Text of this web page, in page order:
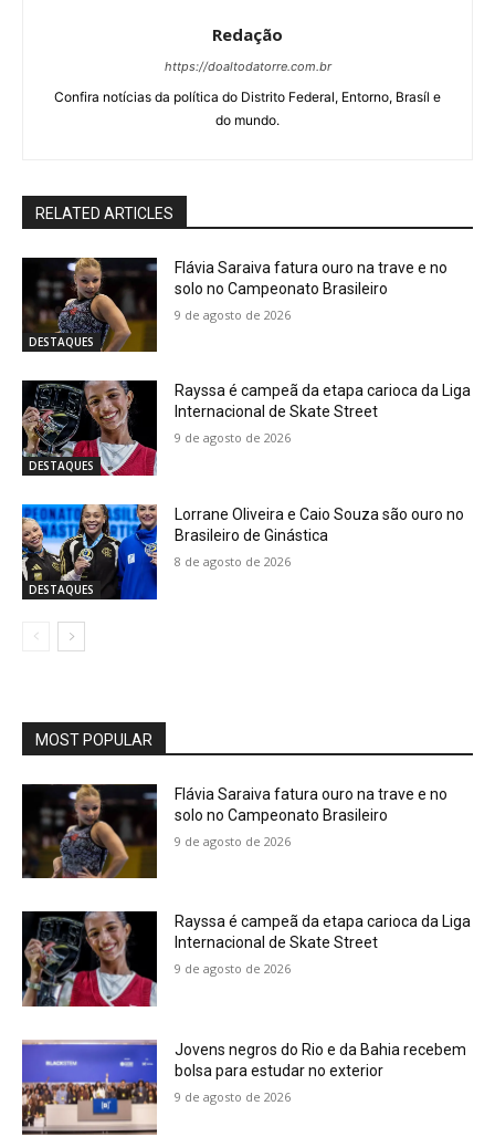
Redação
https://doaltodatorre.com.br
Confira notícias da política do Distrito Federal, Entorno, Brasíl e
do mundo.
RELATED ARTICLES
DESTAQUES
Flávia Saraiva fatura ouro na trave e no
solo no Campeonato Brasileiro
9 de agosto de 2026
DESTAQUES
Rayssa é campeã da etapa carioca da Liga
Internacional de Skate Street
9 de agosto de 2026
DESTAQUES
Lorrane Oliveira e Caio Souza são ouro no
Brasileiro de Ginástica
8 de agosto de 2026
MOST POPULAR
Flávia Saraiva fatura ouro na trave e no
solo no Campeonato Brasileiro
9 de agosto de 2026
Rayssa é campeã da etapa carioca da Liga
Internacional de Skate Street
9 de agosto de 2026
Jovens negros do Rio e da Bahia recebem
bolsa para estudar no exterior
9 de agosto de 2026